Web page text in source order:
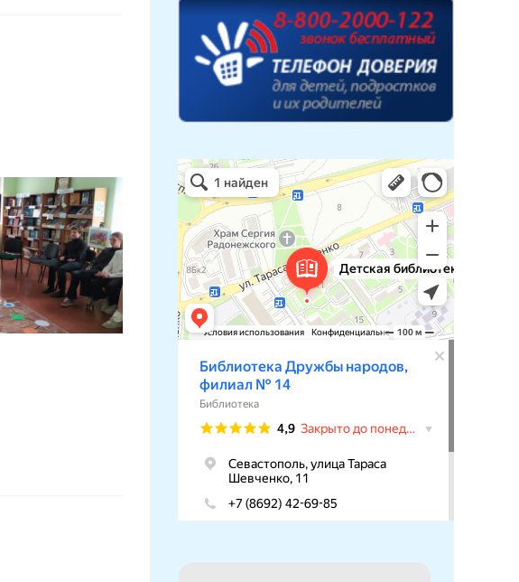
Детская библиотека № 14 Дружбы народов
Библиотека в Севастополе